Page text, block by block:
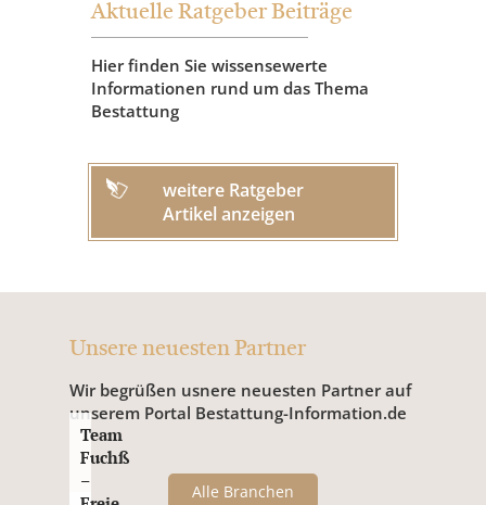
Aktuelle Ratgeber Beiträge
Hier finden Sie wissensewerte
Informationen rund um das Thema
Bestattung
weitere Ratgeber
Artikel anzeigen
Unsere neuesten Partner
Wir begrüßen usnere neuesten Partner auf
unserem Portal Bestattung-Information.de
Alle Branchen
Team
Fuchß
–